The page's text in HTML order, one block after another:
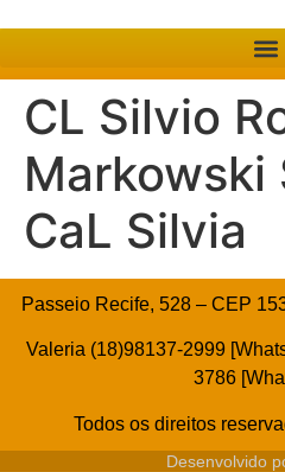
CL Silvio
Markowski
CaL Silvia
Passeio Recife, 528 – CEP
Valeria (18)98137-2999
3786
Todos os direitos
Desenvolvido